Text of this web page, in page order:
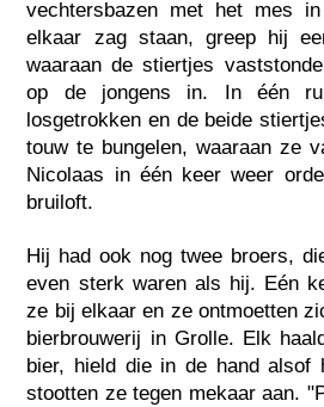
vechtersbazen met het mes
elkaar zag staan, greep hij
waaraan de stiertjes
op de jongens in. In één
losgetrokken en de beide
touw te bungelen, waaraan ze
Nicolaas in één keer weer
bruiloft.
Hij had ook nog twee broers,
even sterk waren als hij. Eén
ze bij elkaar en ze ontmoetten
bierbrouwerij in Grolle. Elk
bier, hield die in de hand alsof
stootten ze tegen mekaar aan.